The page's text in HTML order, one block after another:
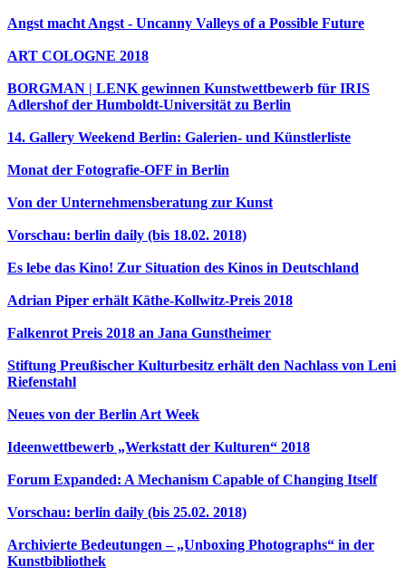
Angst macht Angst - Uncanny Valleys of a Possible Future
ART COLOGNE 2018
BORGMAN | LENK gewinnen Kunstwettbewerb für IRIS
Adlershof der Humboldt-Universität zu Berlin
14. Gallery Weekend Berlin: Galerien- und Künstlerliste
Monat der Fotografie-OFF in Berlin
Von der Unternehmensberatung zur Kunst
Vorschau: berlin daily (bis 18.02. 2018)
Es lebe das Kino! Zur Situation des Kinos in Deutschland
Adrian Piper erhält Käthe-Kollwitz-Preis 2018
Falkenrot Preis 2018 an Jana Gunstheimer
Stiftung Preußischer Kulturbesitz erhält den Nachlass von Leni
Riefenstahl
Neues von der Berlin Art Week
Ideenwettbewerb „Werkstatt der Kulturen“ 2018
Forum Expanded: A Mechanism Capable of Changing Itself
Vorschau: berlin daily (bis 25.02. 2018)
Archivierte Bedeutungen – „Unboxing Photographs“ in der
Kunstbibliothek